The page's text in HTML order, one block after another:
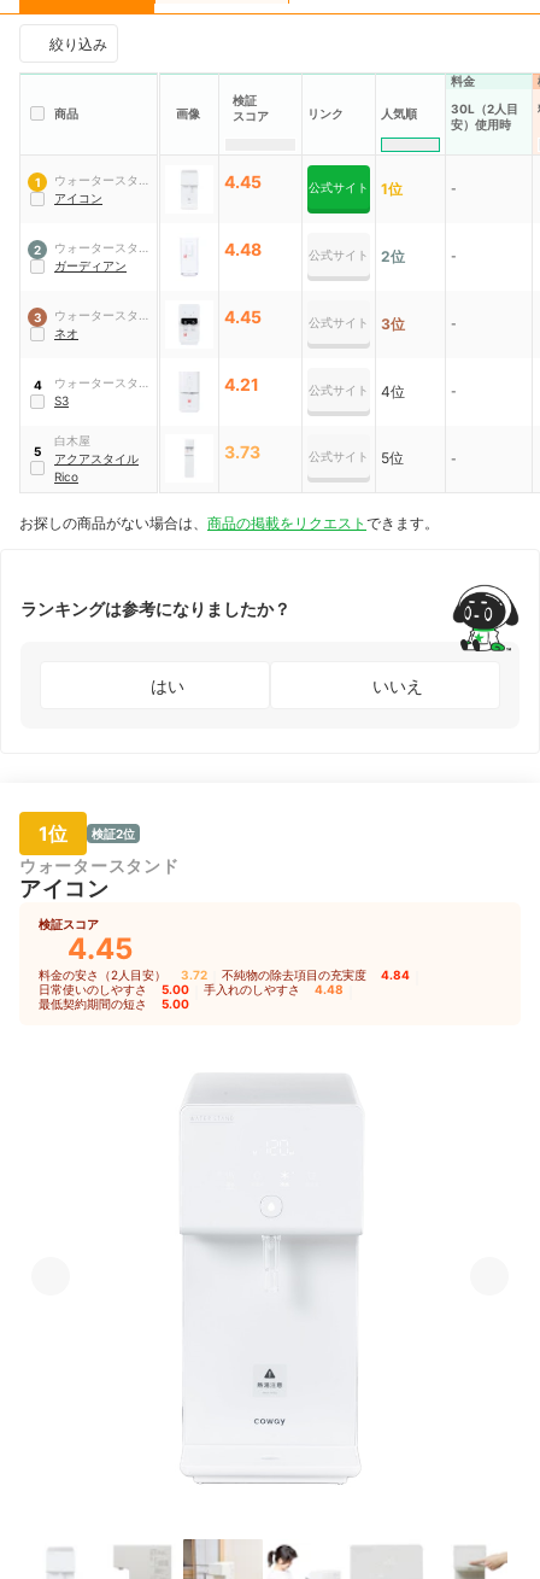
絞り込み
商品 画像
検証
スコア
リンク 人気順
料金
30L（2人目
安）使用時
1
ウォータースタン
ド
アイコン
4.45 公式サイト 1位 -
2
ウォータースタン
ド
ガーディアン
4.48 公式サイト 2位 -
3
ウォータースタン
ド
ネオ
4.45 公式サイト 3位 -
4
ウォータースタン
ド
S3
4.21 公式サイト 4位 -
5
白木屋
アクアスタイル
Rico
3.73 公式サイト 5位 -
お探しの商品がない場合は、 商品の掲載をリクエスト できます。
ランキングは参考になりましたか？
はい いいえ
1位 検証2位
ウォータースタンド
アイコン
検証スコア
4.45
料金の安さ（2人目安） 3.72 不純物の除去項目の充実度 4.84
日常使いのしやすさ 5.00 手入れのしやすさ 4.48
最低契約期間の短さ 5.00